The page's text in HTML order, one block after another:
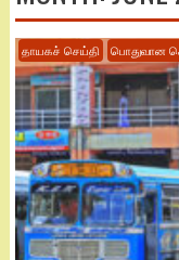
தாயகச் செய்தி பொதுவான